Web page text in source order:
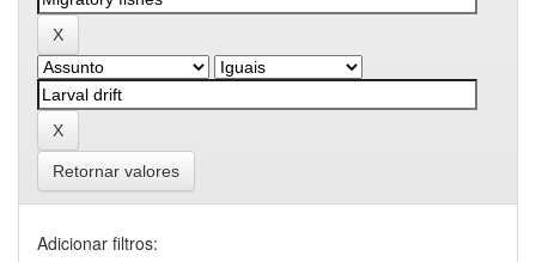
Retornar valores
Adicionar filtros: